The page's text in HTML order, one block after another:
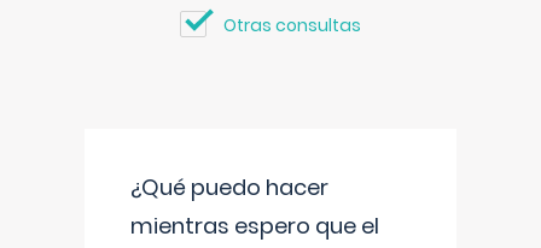
Otras consultas
¿Qué puedo hacer
mientras espero que el